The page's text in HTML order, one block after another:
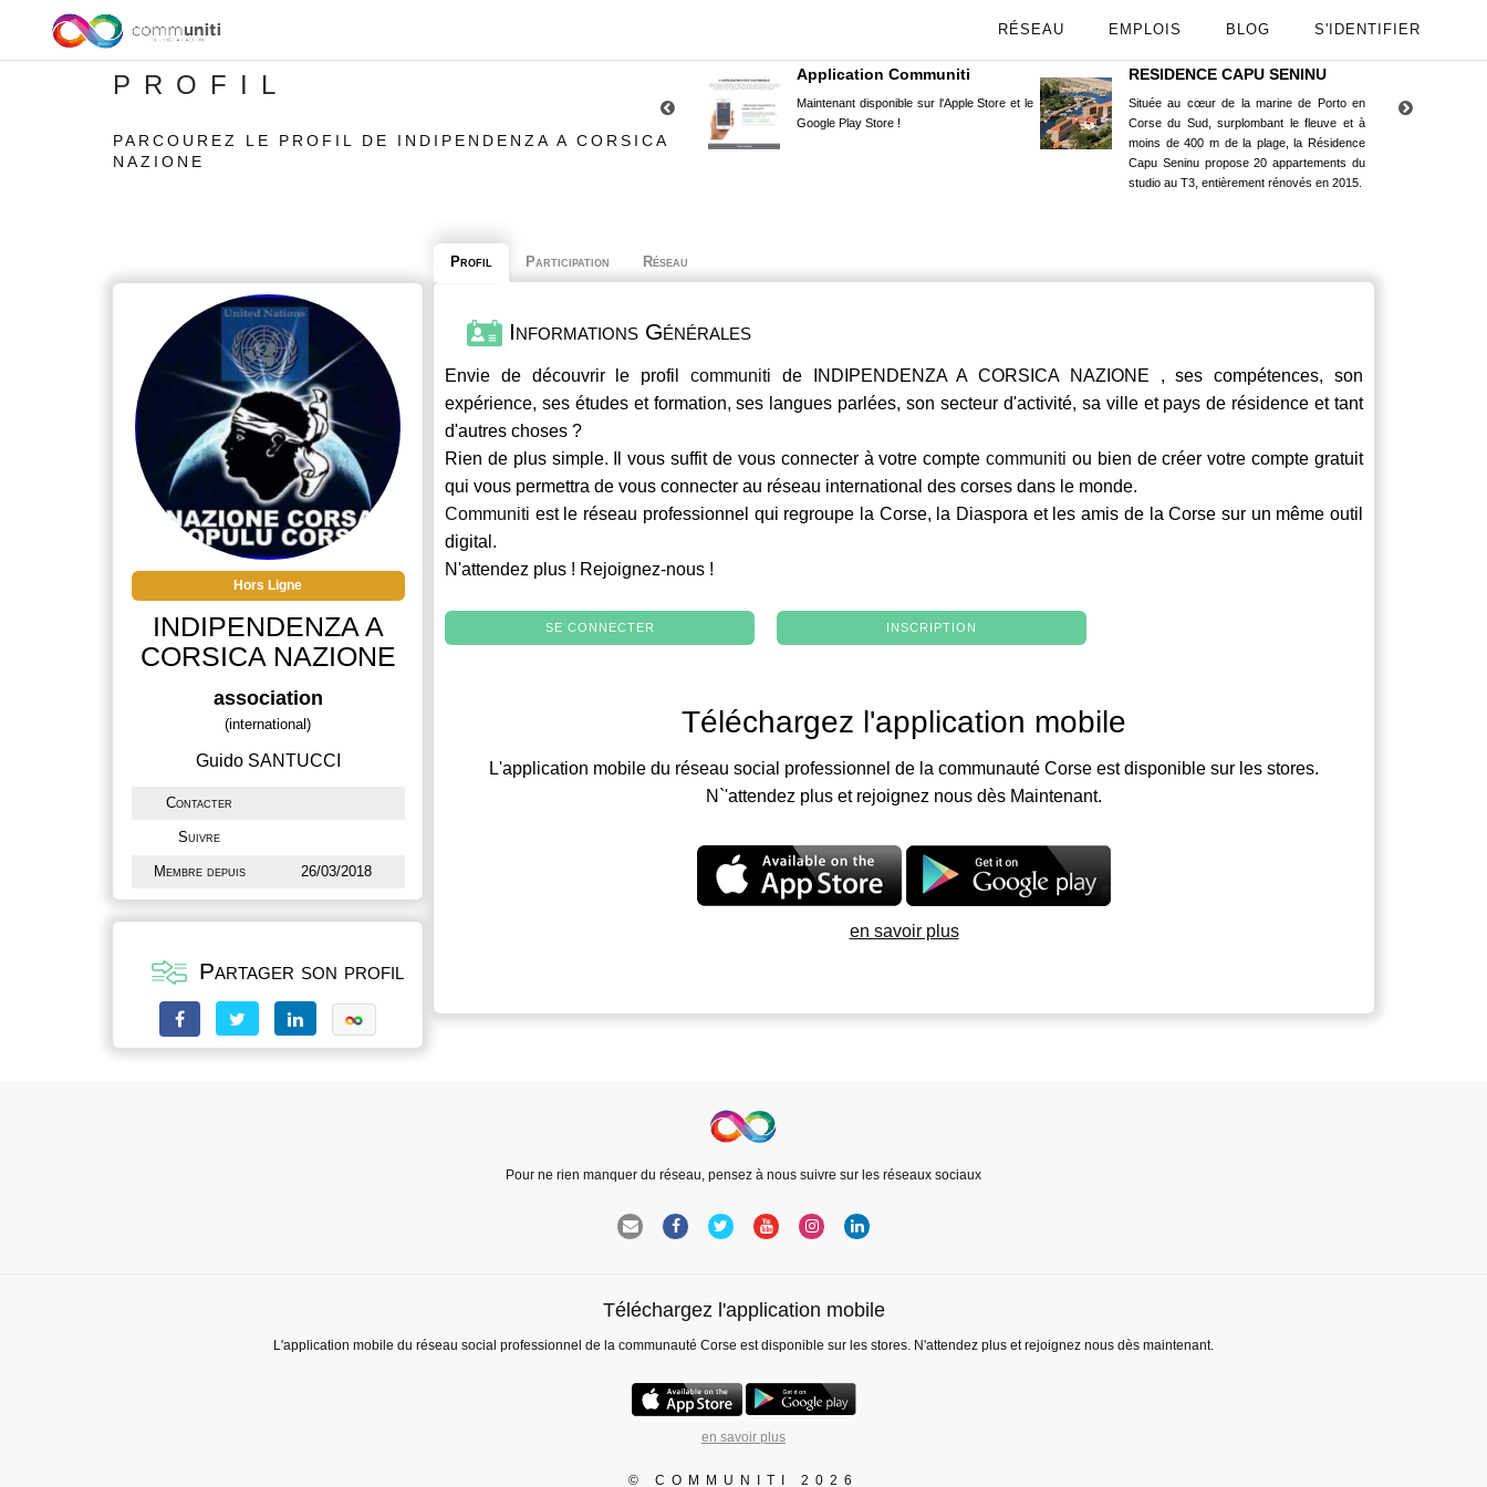
RÉSEAU EMPLOIS BLOG S'IDENTIFIER
PROFIL
PARCOUREZ LE PROFIL DE INDIPENDENZA A CORSICA
NAZIONE
Application Communiti
Maintenant disponible sur l'Apple Store et le
Google Play Store !
RESIDENCE CAPU SENINU
Située au cœur de la marine de Porto en
Corse du Sud, surplombant le fleuve et à
moins de 400 m de la plage, la Résidence
Capu Seninu propose 20 appartements du
studio au T3, entièrement rénovés en 2015.
Hors Ligne
INDIPENDENZA A
CORSICA NAZIONE
association
(international)
Guido SANTUCCI
Contacter
Suivre
Membre depuis 26/03/2018
Partager son profil
Profil Participation Réseau
Informations Générales
Envie de découvrir le profil communiti de INDIPENDENZA A CORSICA NAZIONE , ses compétences, son
expérience, ses études et formation, ses langues parlées, son secteur d'activité, sa ville et pays de résidence et tant
d'autres choses ?
Rien de plus simple. Il vous suffit de vous connecter à votre comptecommuniti ou bien de créer votre compte gratuit
qui vous permettra de vous connecter au réseau international des corses dans le monde.
Communiti est le réseau professionnel qui regroupe la Corse, la Diaspora et les amis de la Corse sur un même outil
digital.
N'attendez plus ! Rejoignez-nous !
SE CONNECTER INSCRIPTION
Téléchargez l'application mobile
L'application mobile du réseau social professionnel de la communauté Corse est disponible sur les stores.
N`'attendez plus et rejoignez nous dès Maintenant.
en savoir plus
Pour ne rien manquer du réseau, pensez à nous suivre sur les réseaux sociaux
Téléchargez l'application mobile
L'application mobile du réseau social professionnel de la communauté Corse est disponible sur les stores. N'attendez plus et rejoignez nous dès maintenant.
en savoir plus
© COMMUNITI 2026